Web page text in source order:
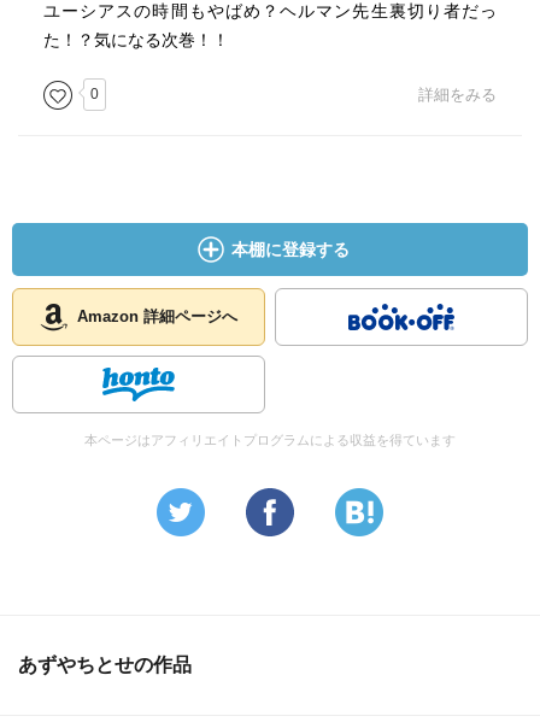
ユーシアスの時間もやばめ？ヘルマン先生裏切り者だっ
た！？気になる次巻！！
0 詳細をみる
本棚に登録する
Amazon 詳細ページへ
本ページはアフィリエイトプログラムによる収益を得ています
あずやちとせの作品